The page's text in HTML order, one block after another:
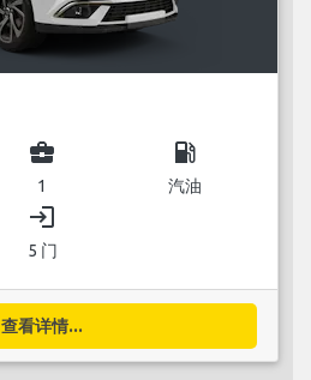
business_center
1
local_gas_station
汽油
login
5 门
查看详情...